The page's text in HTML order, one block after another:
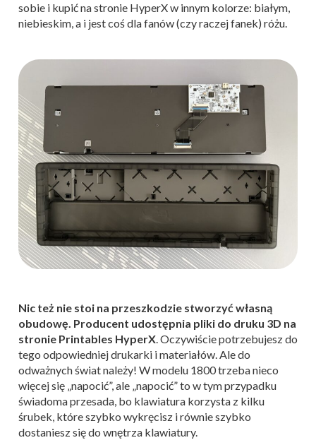
sobie i kupić na stronie HyperX w innym kolorze: białym,
niebieskim, a i jest coś dla fanów (czy raczej fanek) różu.
Nic też nie stoi na przeszkodzie stworzyć własną
obudowę. Producent udostępnia pliki do druku 3D na
stronie Printables HyperX. Oczywiście potrzebujesz do
tego odpowiedniej drukarki i materiałów. Ale do
odważnych świat należy! W modelu 1800 trzeba nieco
więcej się „napocić”, ale „napocić” to w tym przypadku
świadoma przesada, bo klawiatura korzysta z kilku
śrubek, które szybko wykręcisz i równie szybko
dostaniesz się do wnętrza klawiatury.